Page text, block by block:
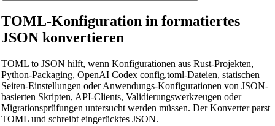
TOML-Konfiguration in formatiertes
JSON konvertieren
TOML to JSON hilft, wenn Konfigurationen aus Rust-Projekten,
Python-Packaging, OpenAI Codex config.toml-Dateien, statischen
Seiten-Einstellungen oder Anwendungs-Konfigurationen von JSON-
basierten Skripten, API-Clients, Validierungswerkzeugen oder
Migrationsprüfungen untersucht werden müssen. Der Konverter parst
TOML und schreibt eingerücktes JSON.